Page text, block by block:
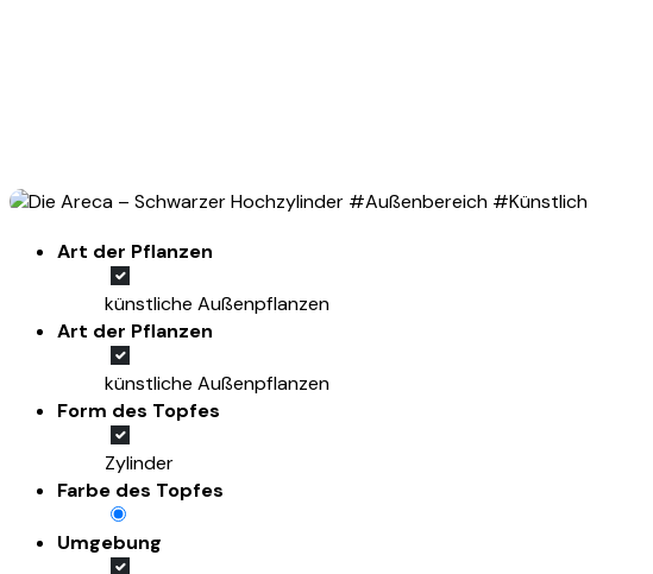
Art der Pflanzen
künstliche Außenpflanzen
Art der Pflanzen
künstliche Außenpflanzen
Form des Topfes
Zylinder
Farbe des Topfes
Umgebung